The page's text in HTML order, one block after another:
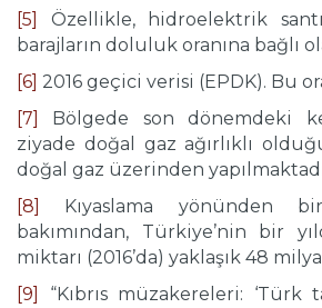
[5]
Özellikle, hidroelektrik
barajların doluluk oranına bağlı
[6] 2016 geçici verisi (EPDK). Bu
[7]
Bölgede son dönemdeki
ziyade doğal gaz ağırlıklı
doğal gaz üzerinden
[8]
Kıyaslama yönünden
bakımından, Türkiye’nin bir
miktarı (2016’da) yaklaşık 48
[9]
“Kıbrıs müzakereleri: ‘Türk